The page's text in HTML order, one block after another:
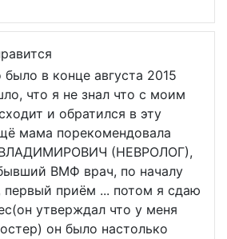
было в конце августа 2015
что я не знал что с моим
и обратился в эту
мама порекомендовала
(НЕВРОЛОГ),
ВМФ врач, по началу
первый приём ... потом я сдаю
утверждал что у меня
он было настолько